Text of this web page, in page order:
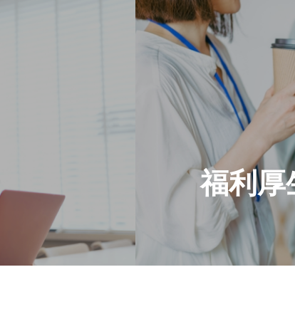
福利厚